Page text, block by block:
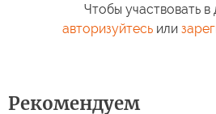
Чтобы участвовать в
авторизуйтесьили
Рекомендуем